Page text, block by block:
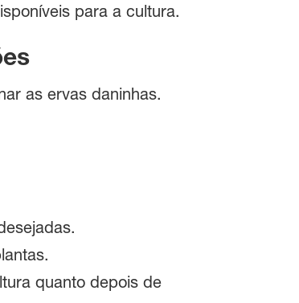
para a cultura.
as ervas daninhas.
quanto depois de